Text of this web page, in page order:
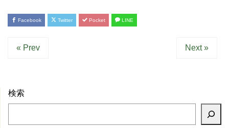
Facebook Twitter Pocket LINE
« Prev Next »
検索